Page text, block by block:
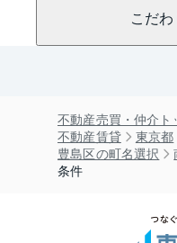
こだ
不動産売買・仲介ト
不動産賃貸
東京都
豊島区の町名選択
条件